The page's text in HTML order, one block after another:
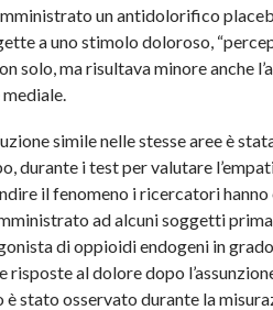
un antidolorifico
a uno stimolo doloroso,
solo, ma risultava minore anche
simile nelle stesse aree è
durante i test per valutare
il fenomeno i ricercatori
ad alcuni soggetti prima
di oppioidi endogeni in
risposte al dolore dopo
stato osservato durante la